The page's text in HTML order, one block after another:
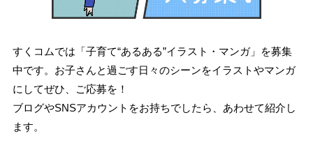
すくコムでは「子育て“あるある”イラスト・マンガ」を募集
中です。お子さんと過ごす日々のシーンをイラストやマンガ
にしてぜひ、ご応募を！
ブログやSNSアカウントをお持ちでしたら、あわせて紹介し
ます。